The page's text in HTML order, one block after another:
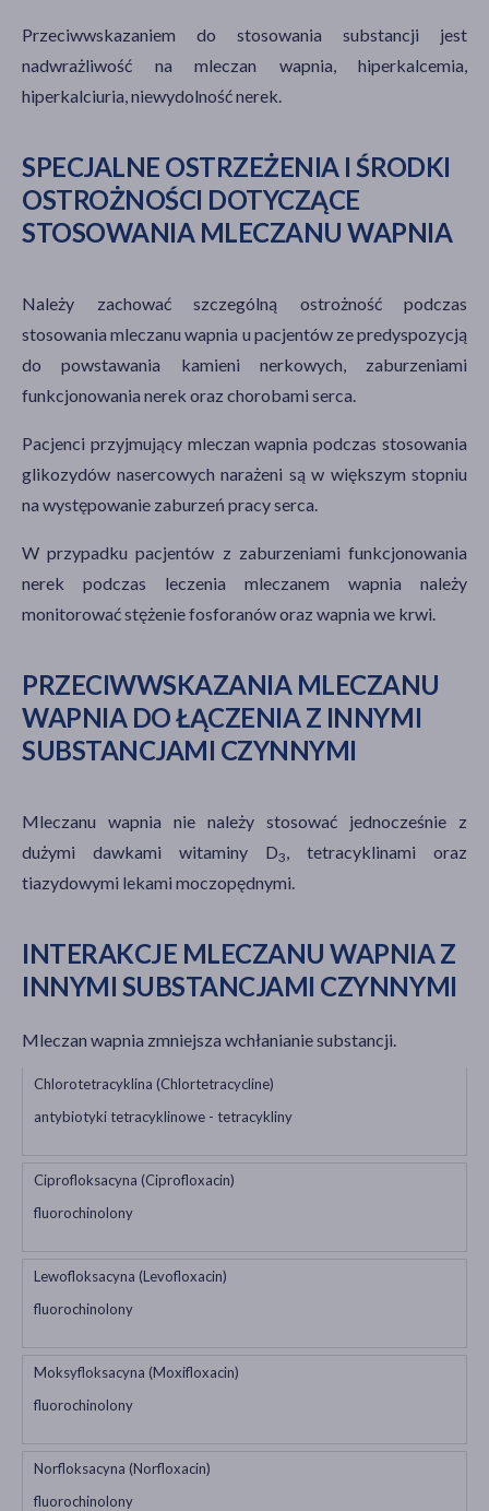
Przeciwwskazaniem do stosowania substancji jest
nadwrażliwość na mleczan wapnia, hiperkalcemia,
hiperkalciuria, niewydolność nerek.
SPECJALNE OSTRZEŻENIA I ŚRODKI
OSTROŻNOŚCI DOTYCZĄCE
STOSOWANIA MLECZANU WAPNIA
Należy zachować szczególną ostrożność podczas
stosowania mleczanu wapnia u pacjentów ze predyspozycją
do powstawania kamieni nerkowych, zaburzeniami
funkcjonowania nerek oraz chorobami serca.
Pacjenci przyjmujący mleczan wapnia podczas stosowania
glikozydów nasercowych narażeni są w większym stopniu
na występowanie zaburzeń pracy serca.
W przypadku pacjentów z zaburzeniami funkcjonowania
nerek podczas leczenia mleczanem wapnia należy
monitorować stężenie fosforanów oraz wapnia we krwi.
PRZECIWWSKAZANIA MLECZANU
WAPNIA DO ŁĄCZENIA Z INNYMI
SUBSTANCJAMI CZYNNYMI
Mleczanu wapnia nie należy stosować jednocześnie z
dużymi dawkami witaminy D3, tetracyklinami oraz
tiazydowymi lekami moczopędnymi.
INTERAKCJE MLECZANU WAPNIA Z
INNYMI SUBSTANCJAMI CZYNNYMI
Mleczan wapnia zmniejsza wchłanianie substancji.
Chlorotetracyklina (Chlortetracycline)
antybiotyki tetracyklinowe - tetracykliny
Ciprofloksacyna (Ciprofloxacin)
fluorochinolony
Lewofloksacyna (Levofloxacin)
fluorochinolony
Moksyfloksacyna (Moxifloxacin)
fluorochinolony
Norfloksacyna (Norfloxacin)
fluorochinolony